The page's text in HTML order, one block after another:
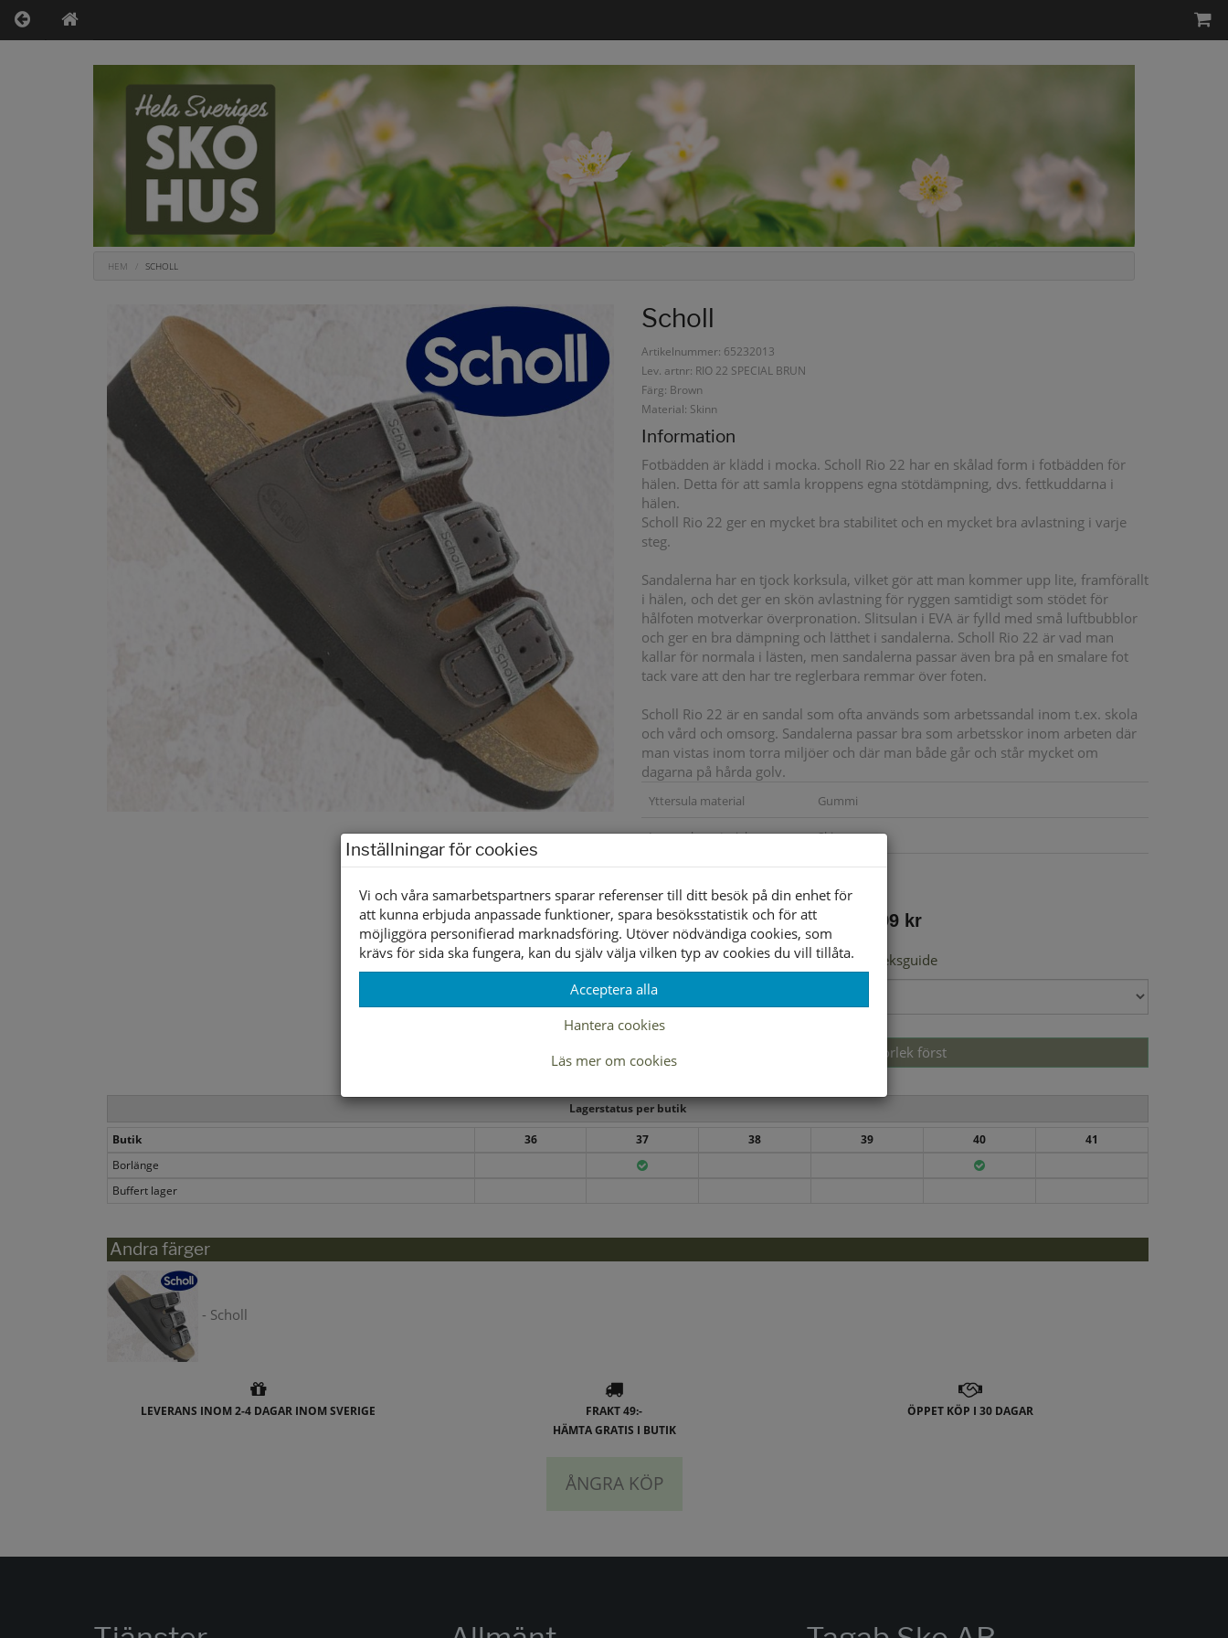
HEM SCHOLL
Scholl
Artikelnummer: 65232013
Lev. artnr: RIO 22 SPECIAL BRUN
Färg: Brown
Material: Skinn
Information
Fotbädden är klädd i mocka. Scholl Rio 22 har en skålad form i fotbädden för
hälen. Detta för att samla kroppens egna stötdämpning, dvs. fettkuddarna i
hälen.
Scholl Rio 22 ger en mycket bra stabilitet och en mycket bra avlastning i varje
steg.
Sandalerna har en tjock korksula, vilket gör att man kommer upp lite, framförallt
i hälen, och det ger en skön avlastning för ryggen samtidigt som stödet för
hålfoten motverkar överpronation. Slitsulan i EVA är fylld med små luftbubblor
och ger en bra dämpning och lätthet i sandalerna. Scholl Rio 22 är vad man
kallar för normala i lästen, men sandalerna passar även bra på en smalare fot
tack vare att den har tre reglerbara remmar över foten.
Scholl Rio 22 är en sandal som ofta används som arbetssandal inom t.ex. skola
och vård och omsorg. Sandalerna passar bra som arbetsskor inom arbeten där
man vistas inom torra miljöer och där man både går och står mycket om
dagarna på hårda golv.
Yttersula material Gummi
Innersula material Skinn
Foder material Textil
699 kr
Storleksguide
Välj storlek först
Lagerstatus per butik
Butik
36 37 38 39 40
41
Borlänge
Buffert lager
Andra färger
- Scholl
LEVERANS INOM 2-4 DAGAR INOM SVERIGE
FRAKT 49:-
HÄMTA GRATIS I BUTIK
ÖPPET KÖP I 30 DAGAR
ÅNGRA KÖP
Inställningar för cookies
Vi och våra samarbetspartners sparar referenser till ditt besök på din enhet för
att kunna erbjuda anpassade funktioner, spara besöksstatistik och för att
möjliggöra personifierad marknadsföring. Utöver nödvändiga cookies, som
krävs för sida ska fungera, kan du själv välja vilken typ av cookies du vill tillåta.
Acceptera alla
Hantera cookies
Läs mer om cookies